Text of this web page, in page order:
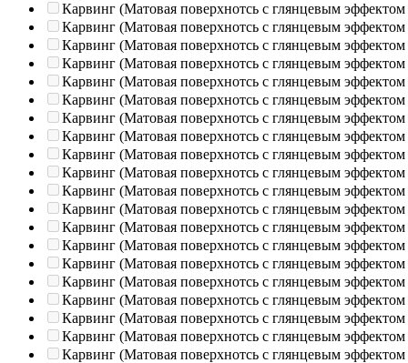
Карвинг (Матовая поверхнотсь с глянцевым эффектом
Карвинг (Матовая поверхнотсь с глянцевым эффектом
Карвинг (Матовая поверхнотсь с глянцевым эффектом
Карвинг (Матовая поверхнотсь с глянцевым эффектом
Карвинг (Матовая поверхнотсь с глянцевым эффектом
Карвинг (Матовая поверхнотсь с глянцевым эффектом
Карвинг (Матовая поверхнотсь с глянцевым эффектом
Карвинг (Матовая поверхнотсь с глянцевым эффектом
Карвинг (Матовая поверхнотсь с глянцевым эффектом
Карвинг (Матовая поверхнотсь с глянцевым эффектом
Карвинг (Матовая поверхнотсь с глянцевым эффектом
Карвинг (Матовая поверхнотсь с глянцевым эффектом
Карвинг (Матовая поверхнотсь с глянцевым эффектом
Карвинг (Матовая поверхнотсь с глянцевым эффектом
Карвинг (Матовая поверхнотсь с глянцевым эффектом
Карвинг (Матовая поверхнотсь с глянцевым эффектом
Карвинг (Матовая поверхнотсь с глянцевым эффектом
Карвинг (Матовая поверхнотсь с глянцевым эффектом
Карвинг (Матовая поверхнотсь с глянцевым эффектом
Карвинг (Матовая поверхнотсь с глянцевым эффектом